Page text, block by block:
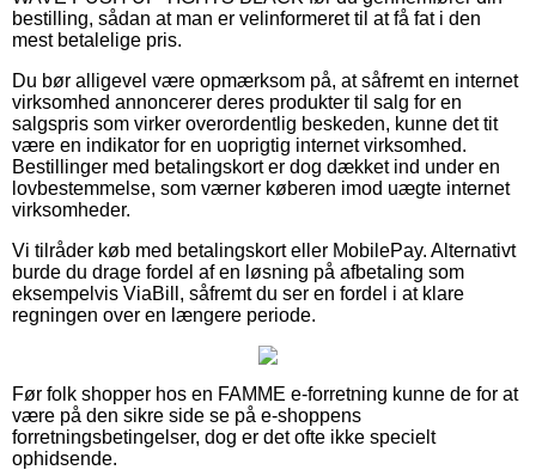
bestilling, sådan at man er velinformeret til at få fat i den
mest betalelige pris.
Du bør alligevel være opmærksom på, at såfremt en internet
virksomhed annoncerer deres produkter til salg for en
salgspris som virker overordentlig beskeden, kunne det tit
være en indikator for en uoprigtig internet virksomhed.
Bestillinger med betalingskort er dog dækket ind under en
lovbestemmelse, som værner køberen imod uægte internet
virksomheder.
Vi tilråder køb med betalingskort eller MobilePay. Alternativt
burde du drage fordel af en løsning på afbetaling som
eksempelvis ViaBill, såfremt du ser en fordel i at klare
regningen over en længere periode.
Før folk shopper hos en FAMME e-forretning kunne de for at
være på den sikre side se på e-shoppens
forretningsbetingelser, dog er det ofte ikke specielt
ophidsende.